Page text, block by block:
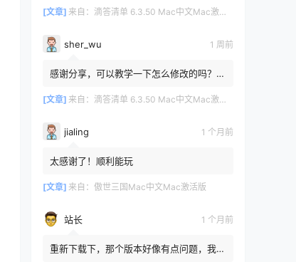
[文章] 来自： 滴答清单 6.3.50 Mac中文Mac激活版
sher_wu 1 周前
感谢分享，可以教学一下怎么修改的吗？目
[文章] 来自： 滴答清单 6.3.50 Mac中文Mac激活版
jialing 1 个月前
太感谢了！顺利能玩
[文章] 来自： 傲世三国Mac中文Mac激活版
站长 1 个月前
重新下载下，那个版本好像有点问题，我重